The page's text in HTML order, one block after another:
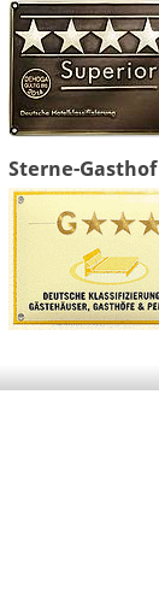
Sterne-Gasthof